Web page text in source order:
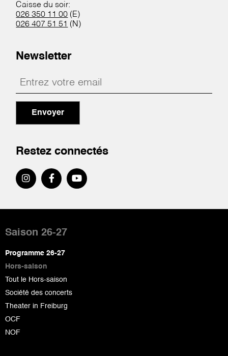
Caisse du soir:
026 350 11 00 (E)
026 407 51 51 (N)
Newsletter
Envoyer
Restez connectés
de
page
Saison 26-27
Programme 26-27
Hors-saison
Tout le Hors-saison
Société des concerts
Theater in Freiburg
OCF
NOF